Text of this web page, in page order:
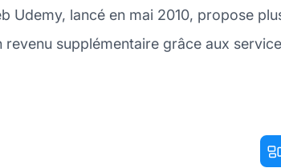
Udemy, lancé en mai 2010, propose
revenu supplémentaire grâce aux